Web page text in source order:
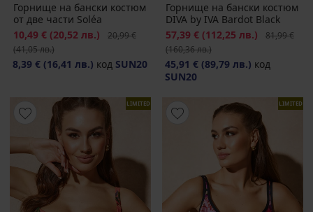
Горнище на бански костюм
от две части Soléa
Намаление
10,49 € (20,52 лв.) Първоначална цена
20,99 €
(41,05 лв.)
8,39 € (16,41 лв.) код SUN20
Горнище на бански костюм
DIVA by IVA Bardot Black
Намаление
57,39 € (112,25 лв.)
81,99 €
(160,36 лв.)
45,91 € (89,79 лв.) код
SUN20
LIMITED LIMITED